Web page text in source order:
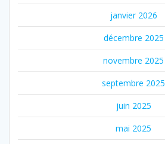
janvier 2026
décembre 2025
novembre 2025
septembre 2025
juin 2025
mai 2025